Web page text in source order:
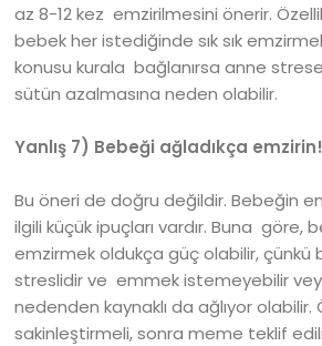
az 8-12 kez emzirilmesini önerir.
bebek her istediğinde sık sık
konusu kurala bağlanırsa anne
sütün azalmasına neden olabilir.
Yanlış 7) Bebeği ağladıkça emzirin!
Bu öneri de doğru değildir. Bebeğin
ilgili küçük ipuçları vardır. Buna göre,
emzirmek oldukça güç olabilir, çünkü
streslidir ve emmek istemeyebilir
nedenden kaynaklı da ağlıyor
sakinleştirmeli, sonra meme teklif